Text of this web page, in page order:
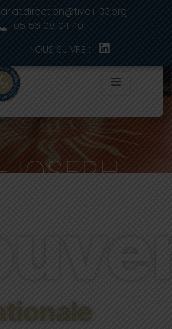
33.org
05 56 08 04 40
NOUS SUIVRE :